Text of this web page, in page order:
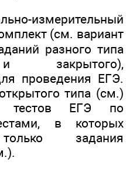
измерительный
(см. вариант
разного типа
закрытого),
проведения ЕГЭ.
типа (см.)
тестов ЕГЭ по
в которых
задания